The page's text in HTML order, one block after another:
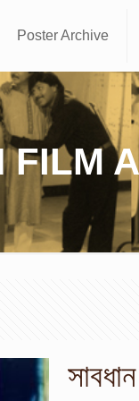
Poster Archive
সাবধান